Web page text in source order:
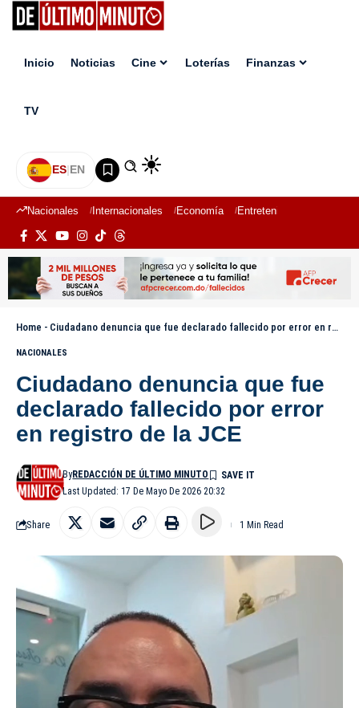
Inicio Noticias Cine Loterías Finanzas
TV
ES|EN
Nacionales Internacionales Economía Entretenimiento
Home - Ciudadano denuncia que fue declarado fallecido por error en registro de la JCE
NACIONALES
Ciudadano denuncia que fue
declarado fallecido por error
en registro de la JCE
Last Updated: 17 De Mayo De 2026 20:32
ByREDACCIÓN DE ÚLTIMO MINUTO
Share 1 Min Read